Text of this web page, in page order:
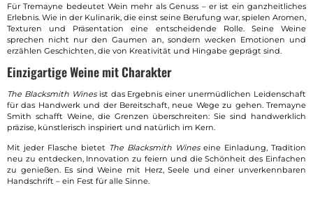
Für Tremayne bedeutet Wein mehr als Genuss – er ist ein ganzheitliches
Erlebnis. Wie in der Kulinarik, die einst seine Berufung war, spielen Aromen,
Texturen und Präsentation eine entscheidende Rolle. Seine Weine
sprechen nicht nur den Gaumen an, sondern wecken Emotionen und
erzählen Geschichten, die von Kreativität und Hingabe geprägt sind.
Einzigartige Weine mit Charakter
The Blacksmith Winesist das Ergebnis einer unermüdlichen Leidenschaft
für das Handwerk und der Bereitschaft, neue Wege zu gehen. Tremayne
Smith schafft Weine, die Grenzen überschreiten: Sie sind handwerklich
präzise, künstlerisch inspiriert und natürlich im Kern.
Mit jeder Flasche bietet The Blacksmith Wineseine Einladung, Tradition
neu zu entdecken, Innovation zu feiern und die Schönheit des Einfachen
zu genießen. Es sind Weine mit Herz, Seele und einer unverkennbaren
Handschrift – ein Fest für alle Sinne.